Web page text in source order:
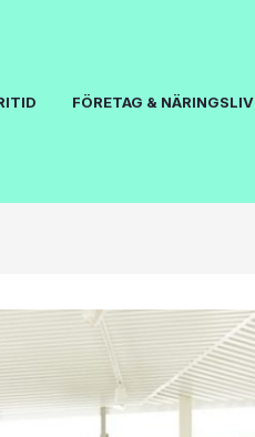
FÖRETAG & NÄRINGSLIV